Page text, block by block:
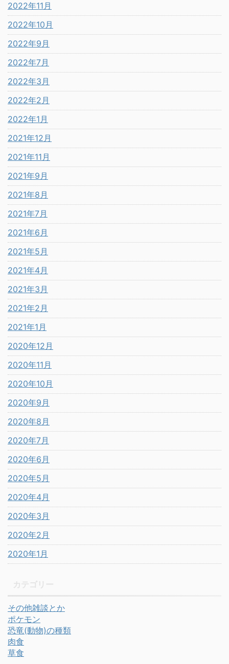
2022年11月
2022年10月
2022年9月
2022年7月
2022年3月
2022年2月
2022年1月
2021年12月
2021年11月
2021年9月
2021年8月
2021年7月
2021年6月
2021年5月
2021年4月
2021年3月
2021年2月
2021年1月
2020年12月
2020年11月
2020年10月
2020年9月
2020年8月
2020年7月
2020年6月
2020年5月
2020年4月
2020年3月
2020年2月
2020年1月
その他雑談とか
ポケモン
恐竜(動物)の種類
肉食
草食